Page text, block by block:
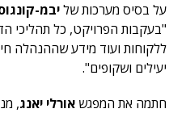
על בסיס מערכות שליבמ-
"בעקבות הפרויקט, כל תהליכי
ללקוחות ועוד מידע שההנהלה
יעילים ושקופים".
חתמה את המפגש אורלי יאנג,